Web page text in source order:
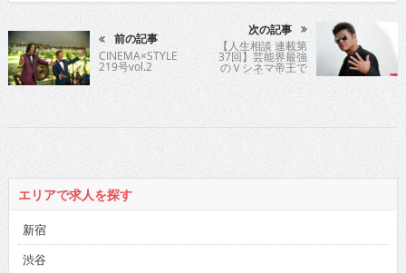
前の記事
CINEMA×STYLE
219号vol.2
次の記事
【人生相談 連載第
37回】芸能界最強
のＶシネマ帝王で
ある俳優の小沢仁
志氏が時に優し
く、時に厳しく歯
切れよく人生指
南！
エリアで求人を探す
新宿
渋谷